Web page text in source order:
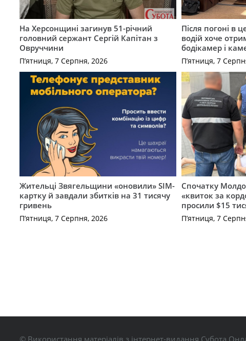
На Херсонщині загинув 51-річний
головний сержант Сергій Капітан з
Овруччини
П’ятниця, 7 Серпня, 2026
Після погоні в
водій хоче
бодікамер і
П’ятниця, 7
Жительці Звягельщини «оновили» SIM-
картку й завдали збитків на 31 тисячу
гривень
П’ятниця, 7 Серпня, 2026
Спочатку
«квиток за
просили $15
П’ятниця, 7
© Використання матеріалів з інтернет-видання Субота